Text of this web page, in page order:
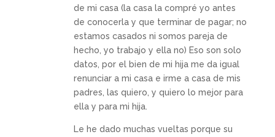
de mi casa (la casa la compré yo antes
de conocerla y que terminar de pagar; no
estamos casados ni somos pareja de
hecho, yo trabajo y ella no) Eso son solo
datos, por el bien de mi hija me da igual
renunciar a mi casa e irme a casa de mis
padres, las quiero, y quiero lo mejor para
ella y para mi hija.
Le he dado muchas vueltas porque su